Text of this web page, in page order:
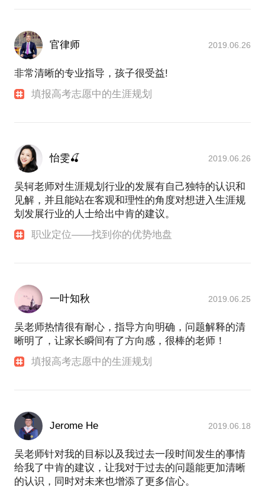
官律师 2019.06.26
非常清晰的专业指导，孩子很受益!
填报高考志愿中的生涯规划
怡雯🍒 2019.06.26
吴轲老师对生涯规划行业的发展有自己独特的认识和
见解，并且能站在客观和理性的角度对想进入生涯规
划发展行业的人士给出中肯的建议。
职业定位——找到你的优势地盘
一叶知秋 2019.06.25
吴老师热情很有耐心，指导方向明确，问题解释的清
晰明了，让家长瞬间有了方向感，很棒的老师！
填报高考志愿中的生涯规划
Jerome He 2019.06.18
吴老师针对我的目标以及我过去一段时间发生的事情
给我了中肯的建议，让我对于过去的问题能更加清晰
的认识，同时对未来也增添了更多信心。